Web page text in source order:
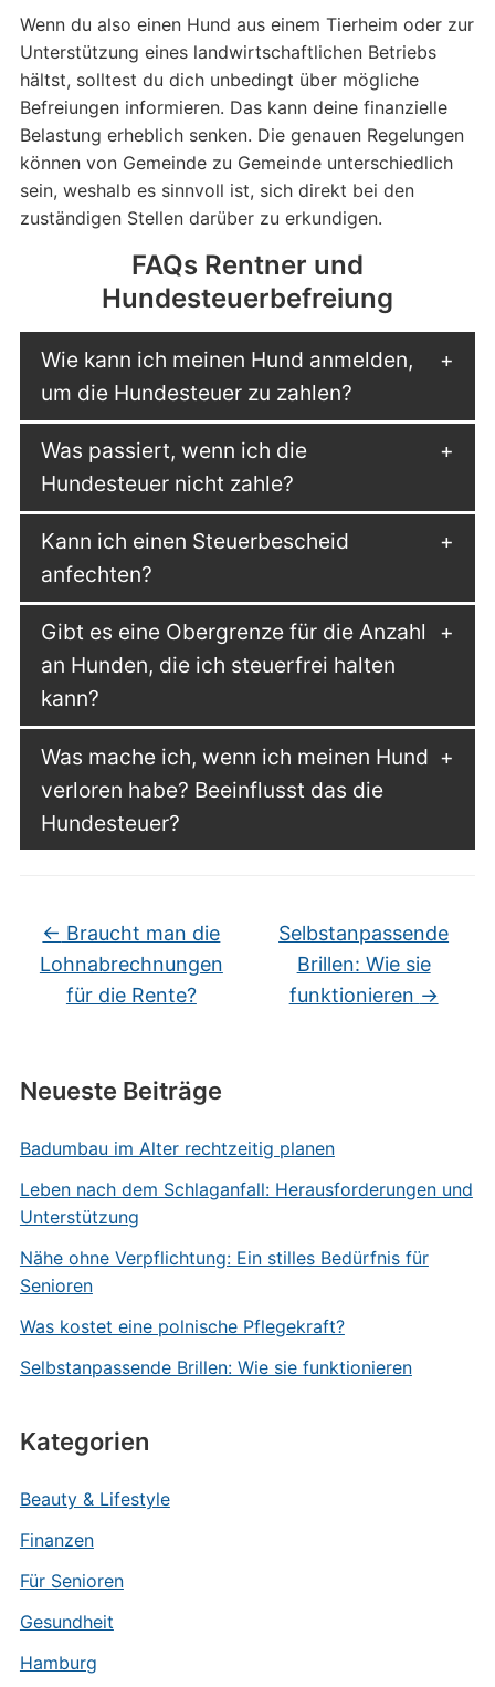
Neueste Beiträge
Badumbau im Alter rechtzeitig planen
Leben nach dem Schlaganfall: Herausforderungen und
Unterstützung
Nähe ohne Verpflichtung: Ein stilles Bedürfnis für
Senioren
Was kostet eine polnische Pflegekraft?
Selbstanpassende Brillen: Wie sie funktionieren
Kategorien
Beauty & Lifestyle
Finanzen
Für Senioren
Gesundheit
Hamburg
Wenn du also einen Hund aus einem Tierheim oder zur
Unterstützung eines landwirtschaftlichen Betriebs
hältst, solltest du dich unbedingt über mögliche
Befreiungen informieren. Das kann deine finanzielle
Belastung erheblich senken. Die genauen Regelungen
können von Gemeinde zu Gemeinde unterschiedlich
sein, weshalb es sinnvoll ist, sich direkt bei den
zuständigen Stellen darüber zu erkundigen.
FAQs Rentner und
Hundesteuerbefreiung
Wie kann ich meinen Hund anmelden,
um die Hundesteuer zu zahlen?
Was passiert, wenn ich die
Hundesteuer nicht zahle?
Kann ich einen Steuerbescheid
anfechten?
Gibt es eine Obergrenze für die Anzahl
an Hunden, die ich steuerfrei halten
kann?
Was mache ich, wenn ich meinen Hund
verloren habe? Beeinflusst das die
Hundesteuer?
← Braucht man die
Lohnabrechnungen
für die Rente?
Selbstanpassende
Brillen: Wie sie
funktionieren →